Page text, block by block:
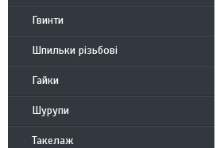
Гвинти
Шпильки різьбові
Гайки
Шурупи
Такелаж